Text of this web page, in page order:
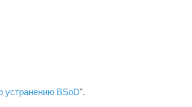
устранению BSoD".